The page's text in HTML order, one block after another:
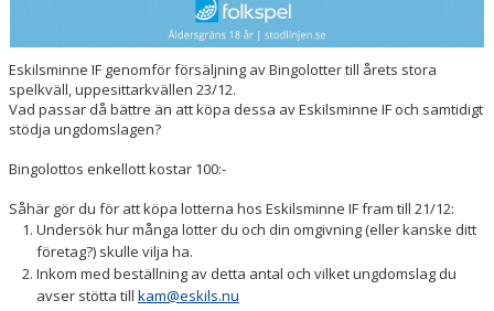
Eskilsminne IF genomför försäljning av Bingolotter till årets stora
spelkväll, uppesittarkvällen 23/12.
Vad passar då bättre än att köpa dessa av Eskilsminne IF och samtidigt
stödja ungdomslagen?
Bingolottos enkellott kostar 100:-
Såhär gör du för att köpa lotterna hos Eskilsminne IF fram till 21/12:
Undersök hur många lotter du och din omgivning (eller kanske ditt
företag?) skulle vilja ha.
Inkom med beställning av detta antal och vilket ungdomslag du
avser stötta till kam@eskils.nu